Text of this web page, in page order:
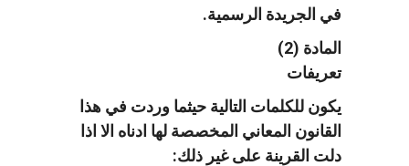
في الجريدة الرسمية.
المادة (2)
تعريفات
يكون للكلمات التالية حيثما وردت في هذا
القانون المعاني المخصصة لها ادناه الا اذا
دلت القرينة على غير ذلك: